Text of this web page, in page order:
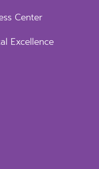
Center
Excellence